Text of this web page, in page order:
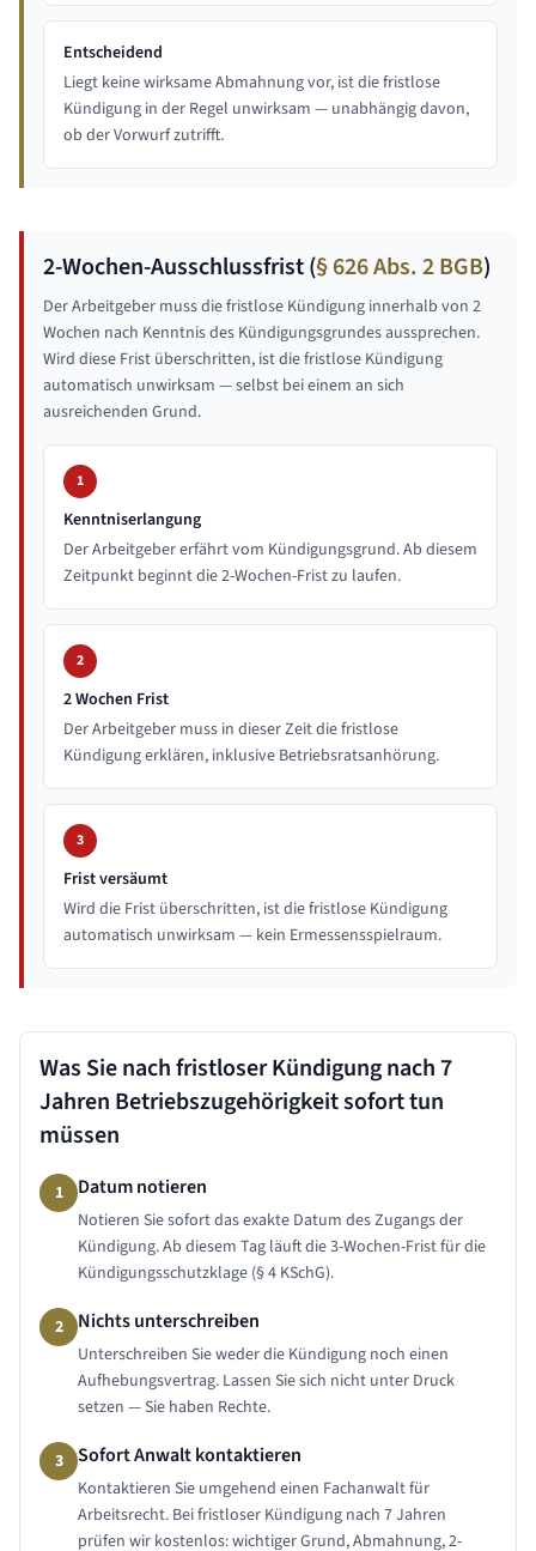
Entscheidend
Liegt keine wirksame Abmahnung vor, ist die fristlose
Kündigung in der Regel unwirksam — unabhängig davon,
ob der Vorwurf zutrifft.
2-Wochen-Ausschlussfrist (§ 626 Abs. 2 BGB)
Der Arbeitgeber muss die fristlose Kündigung innerhalb von 2
Wochen nach Kenntnis des Kündigungsgrundes aussprechen.
Wird diese Frist überschritten, ist die fristlose Kündigung
automatisch unwirksam — selbst bei einem an sich
ausreichenden Grund.
1
Kenntniserlangung
Der Arbeitgeber erfährt vom Kündigungsgrund. Ab diesem
Zeitpunkt beginnt die 2-Wochen-Frist zu laufen.
2
2 Wochen Frist
Der Arbeitgeber muss in dieser Zeit die fristlose
Kündigung erklären, inklusive Betriebsratsanhörung.
3
Frist versäumt
Wird die Frist überschritten, ist die fristlose Kündigung
automatisch unwirksam — kein Ermessensspielraum.
Was Sie nach fristloser Kündigung nach7
Jahren Betriebszugehörigkeit sofort tun
müssen
1 Datum notieren
Notieren Sie sofort das exakte Datum des Zugangs der
Kündigung. Ab diesem Tag läuft die 3-Wochen-Frist für die
Kündigungsschutzklage (§ 4 KSchG).
2 Nichts unterschreiben
Unterschreiben Sie weder die Kündigung noch einen
Aufhebungsvertrag. Lassen Sie sich nicht unter Druck
setzen — Sie haben Rechte.
3 Sofort Anwalt kontaktieren
Kontaktieren Sie umgehend einen Fachanwalt für
Arbeitsrecht. Bei fristloser Kündigung nach 7 Jahren
prüfen wir kostenlos: wichtiger Grund, Abmahnung, 2-